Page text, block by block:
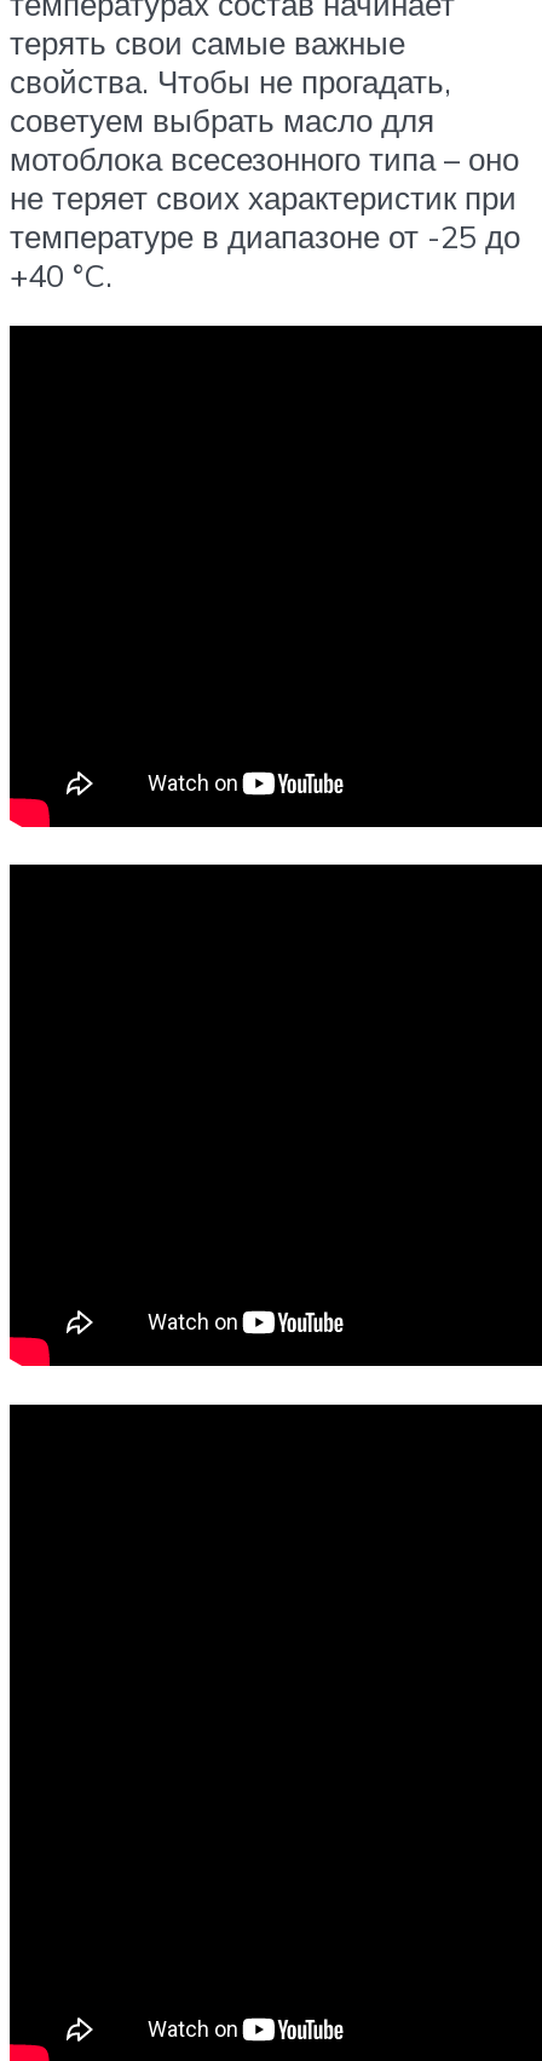
терять свои самые важные
свойства. Чтобы не прогадать,
советуем выбрать масло для
мотоблока всесезонного типа – оно
не теряет своих характеристик при
температуре в диапазоне от -25 до
+40 °C.